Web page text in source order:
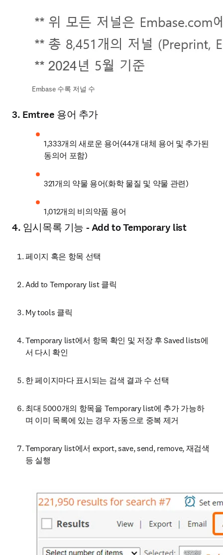
Embase 수록 저널 수
3. Emtree 용어 추가
1,333개의 새로운 용어(44개 대체 용어 및 추가된
동의어 포함)
321개의 약물 용어(화학 물질 및 약물 관련)
1,012개의 비의약품 용어
4. 임시목록 기능 - Add to Temporary list
페이지 혹은 항목 선택
Add to Temporary list 클릭
My tools 클릭
Temporary list에서 항목 확인 및 저장 후 Saved lists에
서 다시 확인
한 페이지마다 표시되는 검색 결과 수 선택
최대 5000개의 항목을 Temporary list에 추가 가능하
며 이미 목록에 있는 경우 자동으로 중복 제거
Temporary list에서 export, save, send, remove, 재검색
등 실행